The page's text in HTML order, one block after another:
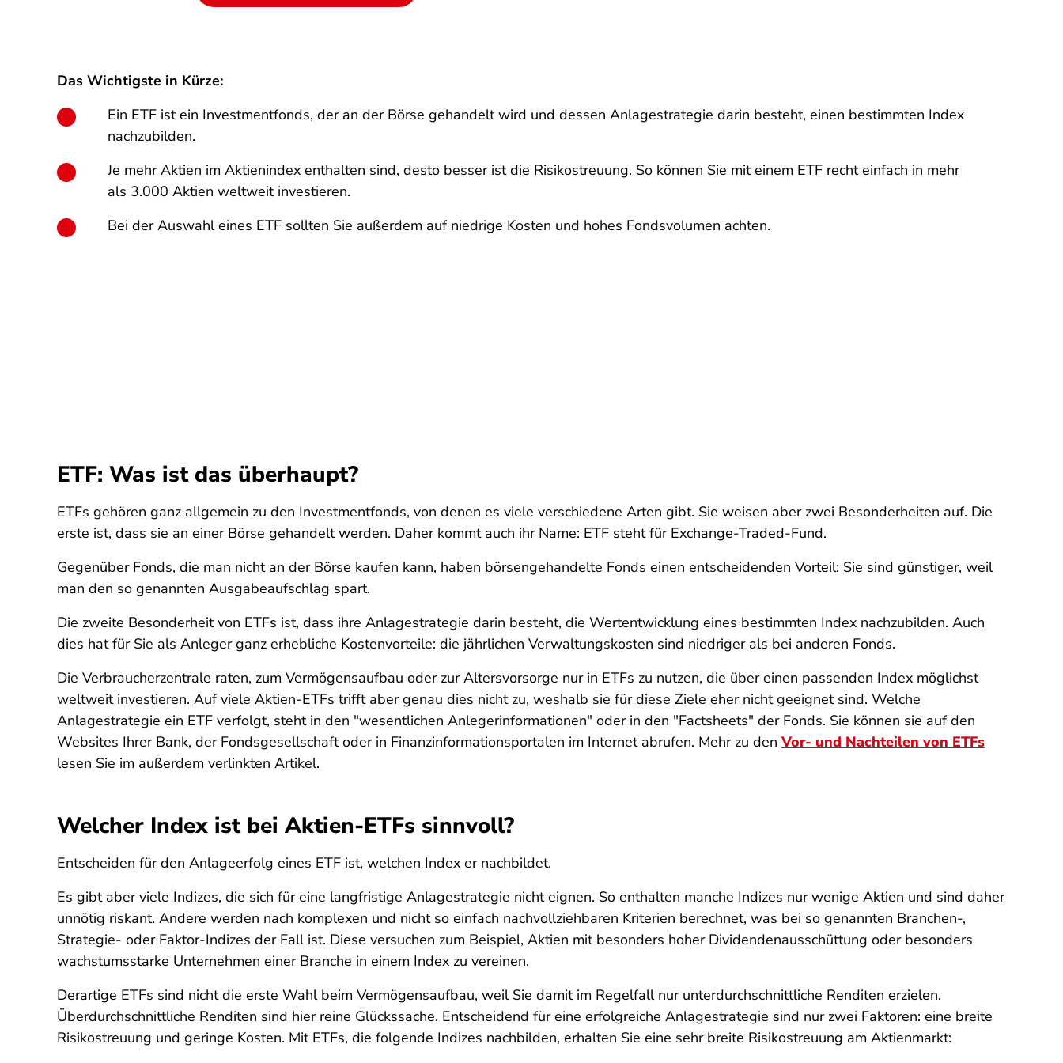
Das Wichtigste in Kürze:
Ein ETF ist ein Investmentfonds, der an der Börse gehandelt wird und dessen Anlagestrategie darin besteht, einen bestimmten Index
nachzubilden.
Je mehr Aktien im Aktienindex enthalten sind, desto besser ist die Risikostreuung. So können Sie mit einem ETF recht einfach in mehr
als 3.000 Aktien weltweit investieren.
Bei der Auswahl eines ETF sollten Sie außerdem auf niedrige Kosten und hohes Fondsvolumen achten.
ETF: Was ist das überhaupt?
ETFs gehören ganz allgemein zu den Investmentfonds, von denen es viele verschiedene Arten gibt. Sie weisen aber zwei Besonderheiten auf. Die
erste ist, dass sie an einer Börse gehandelt werden. Daher kommt auch ihr Name: ETF steht für Exchange-Traded-Fund.
Gegenüber Fonds, die man nicht an der Börse kaufen kann, haben börsengehandelte Fonds einen entscheidenden Vorteil: Sie sind günstiger, weil
man den so genannten Ausgabeaufschlag spart.
Die zweite Besonderheit von ETFs ist, dass ihre Anlagestrategie darin besteht, die Wertentwicklung eines bestimmten Index nachzubilden. Auch
dies hat für Sie als Anleger ganz erhebliche Kostenvorteile: die jährlichen Verwaltungskosten sind niedriger als bei anderen Fonds.
Die Verbraucherzentrale raten, zum Vermögensaufbau oder zur Altersvorsorge nur in ETFs zu nutzen, die über einen passenden Index möglichst
weltweit investieren. Auf viele Aktien-ETFs trifft aber genau dies nicht zu, weshalb sie für diese Ziele eher nicht geeignet sind. Welche
Anlagestrategie ein ETF verfolgt, steht in den "wesentlichen Anlegerinformationen" oder in den "Factsheets" der Fonds. Sie können sie auf den
Websites Ihrer Bank, der Fondsgesellschaft oder in Finanzinformationsportalen im Internet abrufen. Mehr zu denVor- und Nachteilen von ETFs
lesen Sie im außerdem verlinkten Artikel.
Welcher Index ist bei Aktien-ETFs sinnvoll?
Entscheiden für den Anlageerfolg eines ETF ist, welchen Index er nachbildet.
Es gibt aber viele Indizes, die sich für eine langfristige Anlagestrategie nicht eignen. So enthalten manche Indizes nur wenige Aktien und sind daher
unnötig riskant. Andere werden nach komplexen und nicht so einfach nachvollziehbaren Kriterien berechnet, was bei so genannten Branchen-,
Strategie- oder Faktor-Indizes der Fall ist. Diese versuchen zum Beispiel, Aktien mit besonders hoher Dividendenausschüttung oder besonders
wachstumsstarke Unternehmen einer Branche in einem Index zu vereinen.
Derartige ETFs sind nicht die erste Wahl beim Vermögensaufbau, weil Sie damit im Regelfall nur unterdurchschnittliche Renditen erzielen.
Überdurchschnittliche Renditen sind hier reine Glückssache. Entscheidend für eine erfolgreiche Anlagestrategie sind nur zwei Faktoren: eine breite
Risikostreuung und geringe Kosten. Mit ETFs, die folgende Indizes nachbilden, erhalten Sie eine sehr breite Risikostreuung am Aktienmarkt: